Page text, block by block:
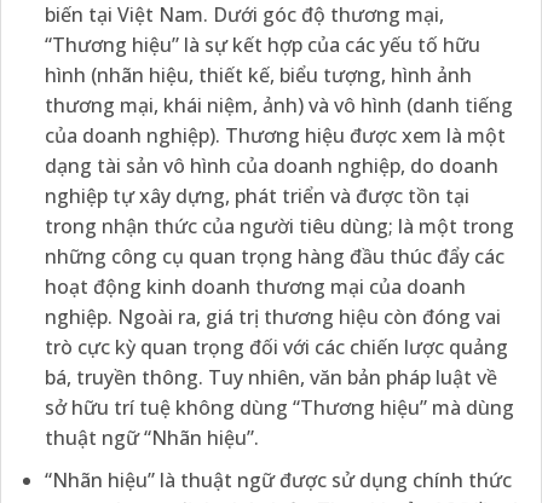
biến tại Việt Nam. Dưới góc độ thương mại,
“Thương hiệu” là sự kết hợp của các yếu tố hữu
hình (nhãn hiệu, thiết kế, biểu tượng, hình ảnh
thương mại, khái niệm, ảnh) và vô hình (danh tiếng
của doanh nghiệp). Thương hiệu được xem là một
dạng tài sản vô hình của doanh nghiệp, do doanh
nghiệp tự xây dựng, phát triển và được tồn tại
trong nhận thức của người tiêu dùng; là một trong
những công cụ quan trọng hàng đầu thúc đẩy các
hoạt động kinh doanh thương mại của doanh
nghiệp. Ngoài ra, giá trị thương hiệu còn đóng vai
trò cực kỳ quan trọng đối với các chiến lược quảng
bá, truyền thông. Tuy nhiên, văn bản pháp luật về
sở hữu trí tuệ không dùng “Thương hiệu” mà dùng
thuật ngữ “Nhãn hiệu”.
“Nhãn hiệu” là thuật ngữ được sử dụng chính thức